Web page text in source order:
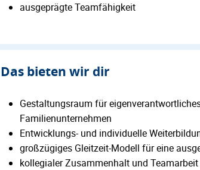
ausgeprägte Teamfähigkeit
Das bieten wir dir
Gestaltungsraum für
Familienunternehmen
Entwicklungs- und individuelle
großzügiges Gleitzeit-Modell für eine
kollegialer Zusammenhalt und Teamarbeit